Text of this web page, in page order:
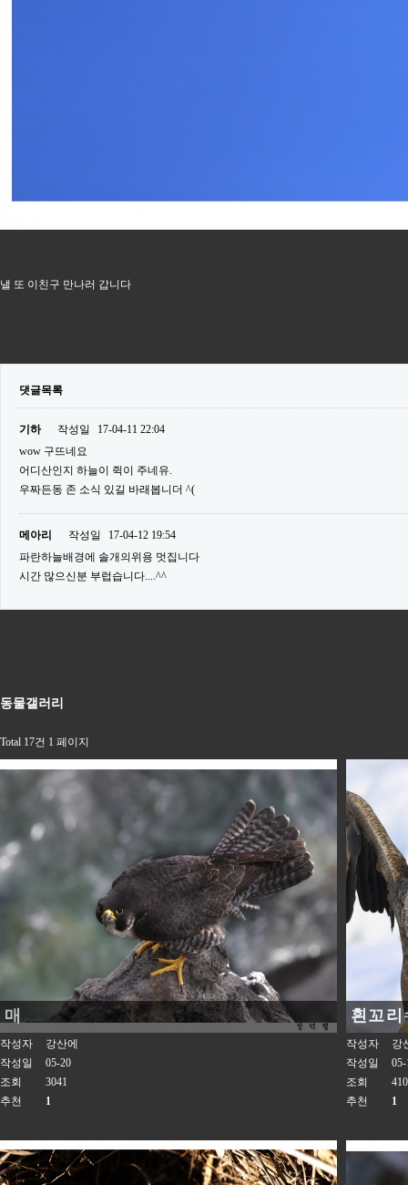
낼 또 이친구 만나러 갑니다
댓글목록
기하 작성일
17-04-11 22:04
wow 구뜨네요
어디산인지 하늘이 쥑이 주네유.
우짜든동 존 소식 있길 바래봅니더 ^(
메아리 작성일
17-04-12 19:54
파란하늘배경에 솔개의위용 멋집니다
시간 많으신분 부럽습니다....^^
동물갤러리
Total 17건 1 페이지
매
작성자
강산에
작성일
05-20
조회
3041
추천
1
흰꼬리
작성자
강
작성일
05-
조회
추천
1